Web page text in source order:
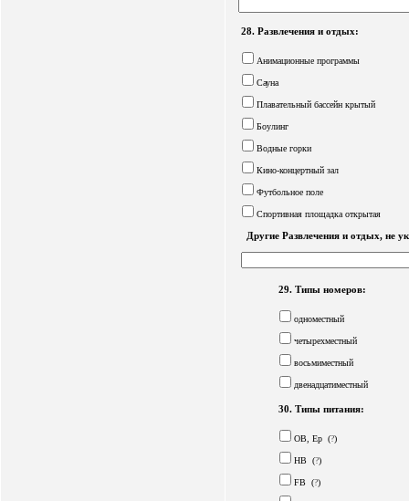
28. Развлечения и отдых:
Анимационные программы
Сауна
Плавательный бассейн крытый
Боулинг
Водные горки
Кино-концертный зал
Футбольное поле
Спортивная площадка открытая
Другие Развлечения и отдых, не
29. Типы номеров:
одноместный
четырехместный
восьмиместный
двенадцатиместный
30. Типы питания:
OB, Ep (?)
HB (?)
FB (?)